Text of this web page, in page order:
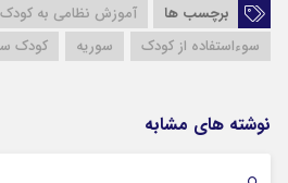
برچسب ها آموزش نظامی به کودک
سوءاستفاده از کودک
سوریه کودک
نوشته های مشابه